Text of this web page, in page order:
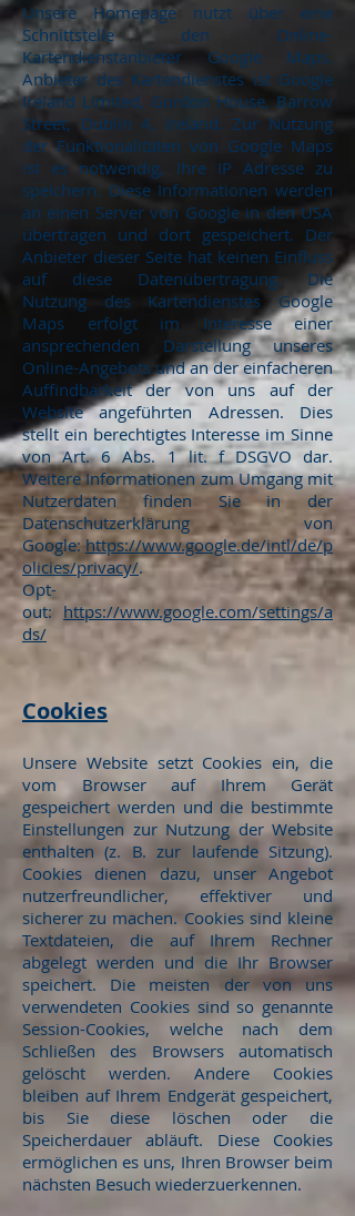
Unsere Homepage nutzt über eine
Schnittstelle den Online-
Kartendienstanbieter Google Maps.
Anbieter des Kartendienstes ist Google
Ireland Limited, Gordon House, Barrow
Street, Dublin 4, Ireland. Zur Nutzung
der Funktionalitäten von Google Maps
ist es notwendig, Ihre IP Adresse zu
speichern. Diese Informationen werden
an einen Server von Google in den USA
übertragen und dort gespeichert. Der
Anbieter dieser Seite hat keinen Einfluss
auf diese Datenübertragung. Die
Nutzung des Kartendienstes Google
Maps erfolgt im Interesse einer
ansprechenden Darstellung unseres
Online-Angebots und an der einfacheren
Auffindbarkeit der von uns auf der
Website angeführten Adressen. Dies
stellt ein berechtigtes Interesse im Sinne
von Art. 6 Abs. 1 lit. f DSGVO dar.
Weitere Informationen zum Umgang mit
Nutzerdaten finden Sie in der
Datenschutzerklärung von
Google: https://www.google.de/intl/de/p
olicies/privacy/.
Opt-
out: https://www.google.com/settings/a
ds/
Cookies
Unsere Website setzt Cookies ein, die
vom Browser auf Ihrem Gerät
gespeichert werden und die bestimmte
Einstellungen zur Nutzung der Website
enthalten (z. B. zur laufende Sitzung).
Cookies dienen dazu, unser Angebot
nutzerfreundlicher, effektiver und
sicherer zu machen. Cookies sind kleine
Textdateien, die auf Ihrem Rechner
abgelegt werden und die Ihr Browser
speichert. Die meisten der von uns
verwendeten Cookies sind so genannte
Session-Cookies, welche nach dem
Schließen des Browsers automatisch
gelöscht werden. Andere Cookies
bleiben auf Ihrem Endgerät gespeichert,
bis Sie diese löschen oder die
Speicherdauer abläuft. Diese Cookies
ermöglichen es uns, Ihren Browser beim
nächsten Besuch wiederzuerkennen.